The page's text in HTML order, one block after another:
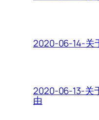
2020-06-14-关
2020-06-13-关
由